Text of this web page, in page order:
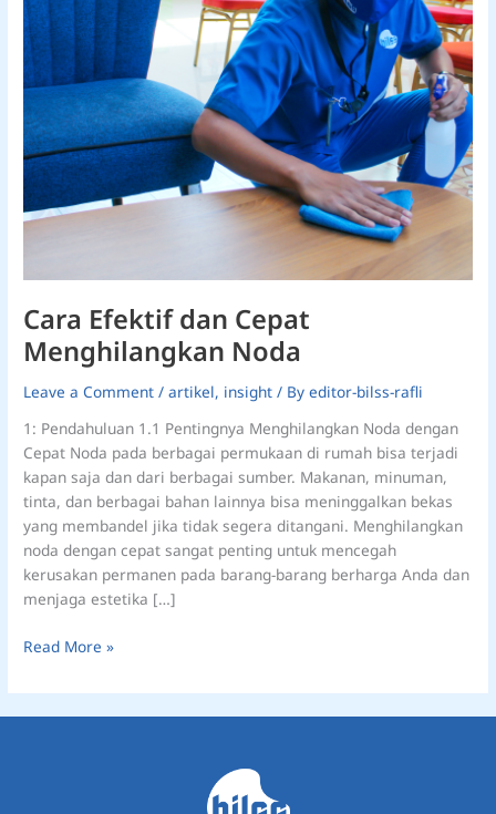
Cara Efektif dan Cepat
Menghilangkan Noda
Leave a Comment /artikel, insight / Byeditor-bilss-rafli
1: Pendahuluan 1.1 Pentingnya Menghilangkan Noda dengan
Cepat Noda pada berbagai permukaan di rumah bisa terjadi
kapan saja dan dari berbagai sumber. Makanan, minuman,
tinta, dan berbagai bahan lainnya bisa meninggalkan bekas
yang membandel jika tidak segera ditangani. Menghilangkan
noda dengan cepat sangat penting untuk mencegah
kerusakan permanen pada barang-barang berharga Anda dan
menjaga estetika […]
Read More »